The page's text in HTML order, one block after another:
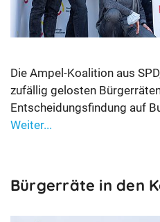
Die Ampel-Koalition aus
zufällig gelosten
Entscheidungsfindung auf
Weiter...
Bürgerräte in den